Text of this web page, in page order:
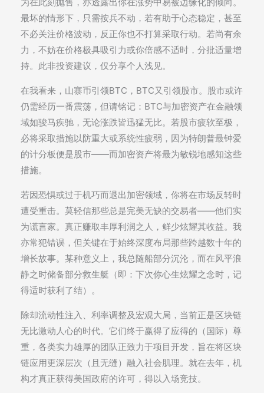
为在此刻抛售，亦透露出你在涨势中易被边缘化的倾向。
最坏的情形下，只需按兵不动，若有助于心态稳定，甚至
不必关注价格波动，反正你也不打算采取行动。若尚有余
力，不妨在价格极具吸引力或你倍感不适时，分批适量增
持。此非投资建议，仅分享个人浅见。
在我看来，山寨币引领BTC，BTC又引领股市。股市或许
仍需经历一番震荡，但请铭记：BTC与加密资产在金融领
域如骏马疾驰，无论涨跌皆迅猛无比。若股市疲软至极，
必将采取措施以防重大或系统性疲弱，因为特朗普最钟爱
的计分板便是股市——而加密资产将最为敏锐地感知这些
措施。
若因恐惧或过于机巧而退出加密领域，你将在市场反转时
遭受重击。莫轻信那些总是完美无缺的交易者——他们实
为谎言家。真正赚取丰厚利润之人，鲜少炫耀其收益。我
亦常犯错误，但关键在于始终深度布局那些跨越数十年的
增长故事。某种意义上，我总随船部分沉沦，而在风平浪
静之时储备部分救生艇（即：下次你心生炫耀之念时，记
得适时获利了结）。
除却流动性注入、利率调整及宏观大局，当前正是区块链
无比激动人心的时代。它们终于赢得了应得的（国际）尊
重，各类实力雄厚的团队正致力于项目开发，旨在将区块
链应用更深层次（且无缝）融入社会肌理。就在去年，机
构才真正获得美国政府的许可，得以入场竞技。